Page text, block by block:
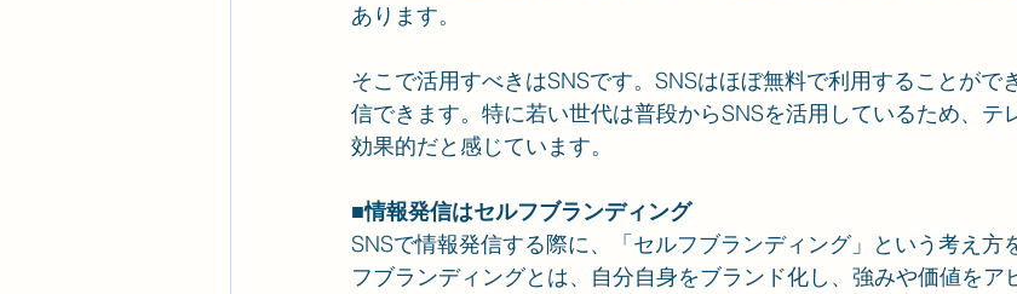
あります。
そこで活用すべきはSNSです。SNSはほぼ無料で利用することがで
信できます。特に若い世代は普段からSNSを活用しているため、テ
効果的だと感じています。
■情報発信はセルフブランディング
SNSで情報発信する際に、「セルフブランディング」という考え方
フブランディングとは、自分自身をブランド化し、強みや価値をア